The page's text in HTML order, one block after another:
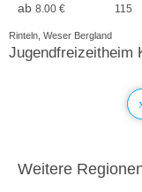
ab 8.00 € 115
Rinteln, Weser Bergland
Jugendfreizeitheim
Weitere